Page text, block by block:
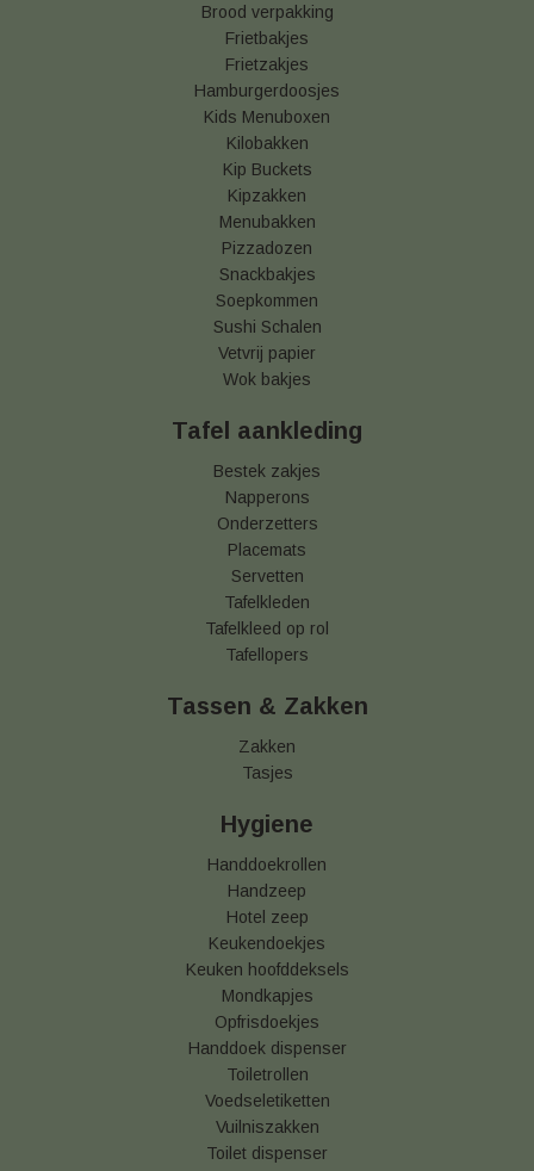
Brood verpakking
Frietbakjes
Frietzakjes
Hamburgerdoosjes
Kids Menuboxen
Kilobakken
Kip Buckets
Kipzakken
Menubakken
Pizzadozen
Snackbakjes
Soepkommen
Sushi Schalen
Vetvrij papier
Wok bakjes
Tafel aankleding
Bestek zakjes
Napperons
Onderzetters
Placemats
Servetten
Tafelkleden
Tafelkleed op rol
Tafellopers
Tassen & Zakken
Zakken
Tasjes
Hygiene
Handdoekrollen
Handzeep
Hotel zeep
Keukendoekjes
Keuken hoofddeksels
Mondkapjes
Opfrisdoekjes
Handdoek dispenser
Toiletrollen
Voedseletiketten
Vuilniszakken
Toilet dispenser